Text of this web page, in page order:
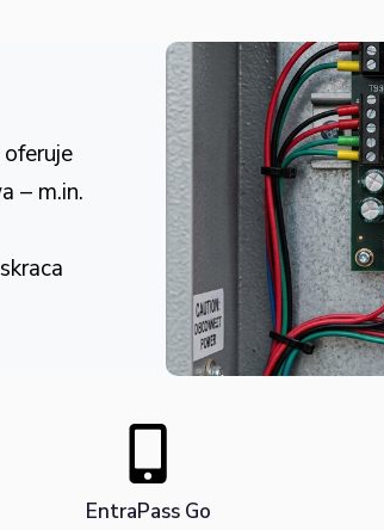
– m.in.
EntraPass Go